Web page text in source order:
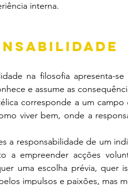
interna.
na filosofia apresenta-
e assume as
corresponde a um
viver bem, onde a
a responsabilidade de um
a empreender acções
uma escolha prévia, quer
impulsos e paixões, mas